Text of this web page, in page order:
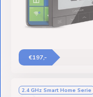
€197,-
2.4 GHz Smart Home Serie